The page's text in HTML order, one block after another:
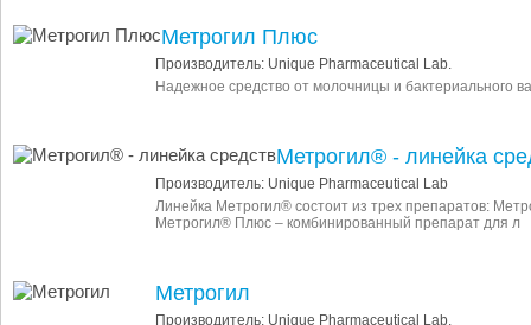
Метрогил Плюс
Производитель: Unique Pharmaceutical Lab.
Надежное средство от молочницы и бактериального
Метрогил® - линейка
Производитель: Unique Pharmaceutical Lab
Линейка Метрогил® состоит из трех препаратов:
Метрогил® Плюс – комбинированный препарат для л
Метрогил
Производитель: Unique Pharmaceutical Lab.